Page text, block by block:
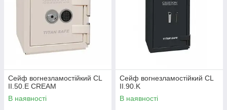
Сейф вогнезламостійкий CL
II.50.Е CREAM
В наявності
Сейф вогнезламостійкий CL
II.90.K
В наявності